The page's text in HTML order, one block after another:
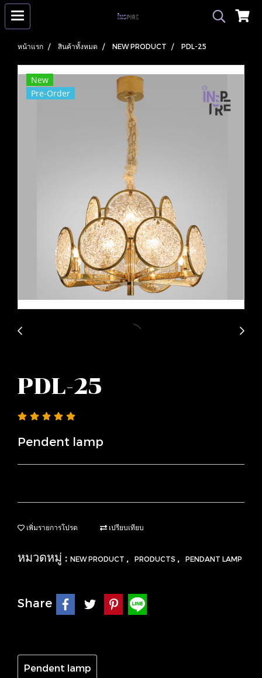
หน้าแรก สินค้าทั้งหมด NEW PRODUCT PDL-25
New
Pre-Order
PDL-25
Pendent lamp
เพิ่มรายการโปรด เปรียบเทียบ
หมวดหมู่ : NEW PRODUCT , PRODUCTS , PENDANT LAMP
Share
Pendent lamp